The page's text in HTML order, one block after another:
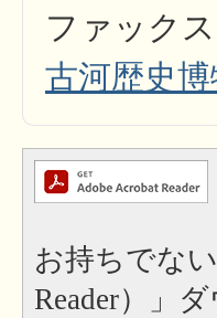
ファックス
古河歴史
お持ちでな
Reader）」